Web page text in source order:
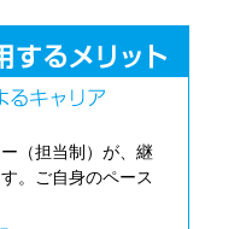
（担当制）が、継
。ご自身のペース